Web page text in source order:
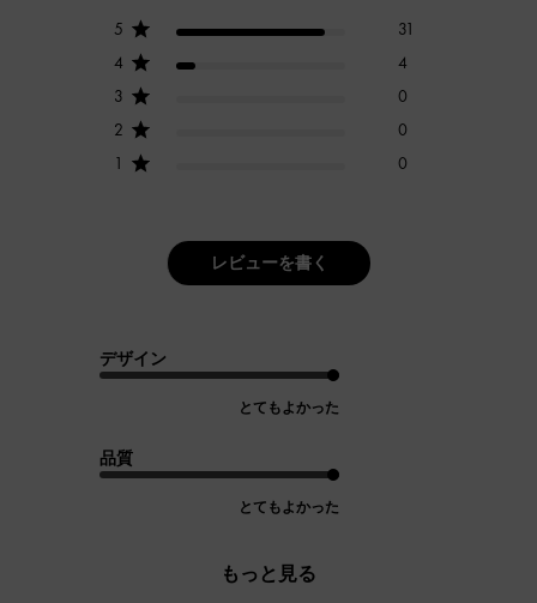
5
31
4
4
3
0
2
0
1
0
レビューを書く
デザイン
とてもよかった
品質
とてもよかった
もっと見る